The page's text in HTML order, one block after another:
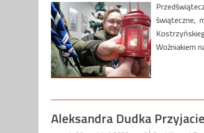
świąteczne,
Woźniakiem
Aleksandra Dudka